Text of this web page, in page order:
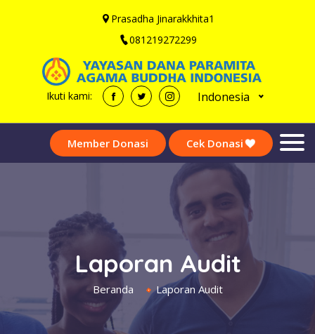
Prasadha Jinarakkhita1
081219272299
Ikuti kami: Indonesia
Member Donasi Cek Donasi
Laporan Audit
Beranda Laporan Audit